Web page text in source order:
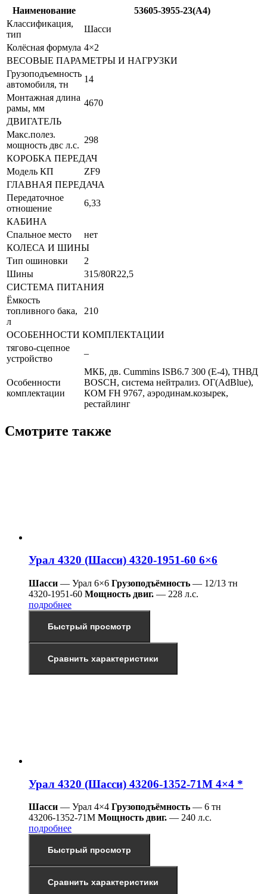
Наименование
53605-3955-23(А4)
Классификация,
тип
Шасси
Колёсная формула 4×2
ВЕСОВЫЕ ПАРАМЕТРЫ И НАГРУЗКИ
Грузоподъемность
автомобиля, тн
14
Монтажная длина
рамы, мм
4670
ДВИГАТЕЛЬ
Макс.полез.
мощность двс л.с.
298
КОРОБКА ПЕРЕДАЧ
Модель КП
ZF9
ГЛАВНАЯ ПЕРЕДАЧА
Передаточное
отношение
6,33
КАБИНА
Спальное место
нет
КОЛЕСА И ШИНЫ
Тип ошиновки
2
Шины
315/80R22,5
СИСТЕМА ПИТАНИЯ
Ёмкость
топливного бака,
л
210
ОСОБЕННОСТИ КОМПЛЕКТАЦИИ
тягово-сцепное
устройство
–
Особенности
комплектации
МКБ, дв. Cummins ISB6.7 300 (Е-4), ТНВД
BOSCH, система нейтрализ. ОГ(AdBlue),
КОМ FH 9767, аэродинам.козырек,
рестайлинг
Смотрите также
Урал 4320 (Шасси) 4320-1951-60 6×6
Шасси — Урал 6×6 Грузоподъёмность — 12/13 тн
4320-1951-60 Мощность двиг. — 228 л.с.
подробнее
Быстрый просмотр
Сравнить характеристики
Урал 4320 (Шасси) 43206-1352-71М 4×4 *
Шасси — Урал 4×4 Грузоподъёмность — 6 тн
43206-1352-71М Мощность двиг. — 240 л.с.
подробнее
Быстрый просмотр
Сравнить характеристики